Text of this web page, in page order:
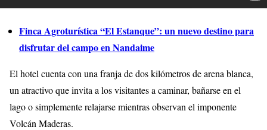
Finca Agroturística “El Estanque”: un nuevo destino para
disfrutar del campo en Nandaime
El hotel cuenta con una franja de dos kilómetros de arena blanca,
un atractivo que invita a los visitantes a caminar, bañarse en el
lago o simplemente relajarse mientras observan el imponente
Volcán Maderas.